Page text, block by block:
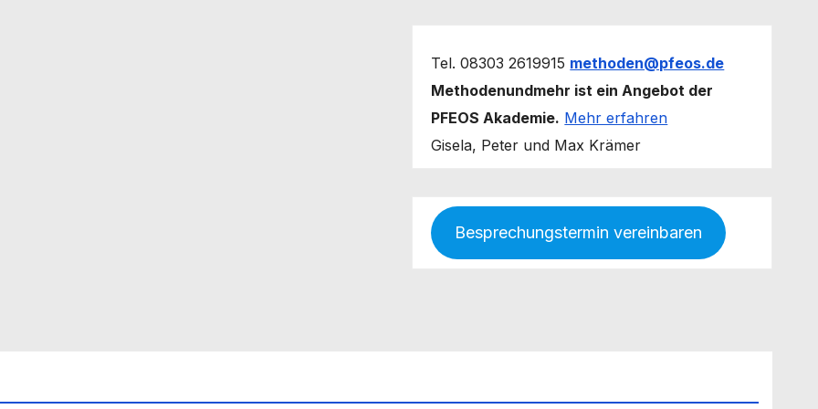
Tel. 08303 2619915 methoden@pfeos.de
Methodenundmehr ist ein Angebot der
PFEOS Akademie. Mehr erfahren
Gisela, Peter und Max Krämer
Besprechungstermin vereinbaren